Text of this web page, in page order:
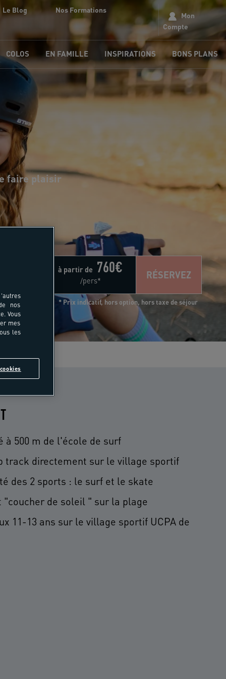
Le Blog Nos Formations
Mon
Compte
COLOS EN FAMILLE INSPIRATIONS BONS PLANS
faire plaisir
à partir de 760€
/pers* RÉSERVEZ
* Prix indicatif, hors option, hors taxe de séjour
à 500 m de l'école de surf
track directement sur le village sportif
des 2 sports : le surf et le skate
"coucher de soleil " sur la plage
11-13 ans sur le village sportif UCPA de
nos
Vous
mes
les